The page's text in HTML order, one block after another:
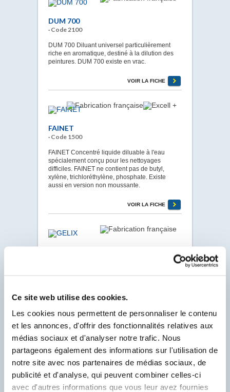
Ce site web utilise des cookies.
Les cookies nous permettent de personnaliser le contenu
et les annonces, d'offrir des fonctionnalités relatives aux
médias sociaux et d'analyser notre trafic. Nous
partageons également des informations sur l'utilisation de
notre site avec nos partenaires de médias sociaux, de
publicité et d'analyse, qui peuvent combiner celles-ci
avec d'autres informations que vous leur avez fournies
DUM 700
· Code 2100
DUM 700 Diluant universel particulièrement
riche en aromatique, destiné à la dilution des
peintures. DUM 700 existe en vrac.
VOIR LA FICHE
FAINET
· Code 1500
FAINET Concentré liquide diluable à l'eau
spécialement conçu pour les nettoyages
difficiles. FAINET ne contient pas de butyl,
xylène, trichloréthylène, phosphate. Existe
aussi en version non moussante.
VOIR LA FICHE
procéder à des applications en pulvérisation ou
VOIR LA FICHE
GLASNET
· Code 2600